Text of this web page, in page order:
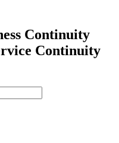
Continuity
Continuity